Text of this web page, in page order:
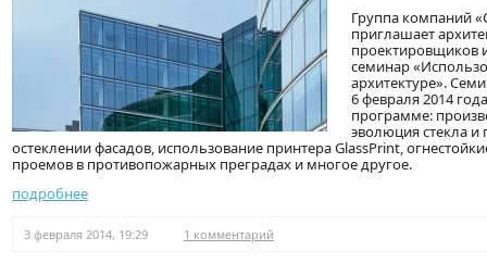
Группа компаний
приглашает
проектировщиков
семинар
архитектуре».
6 февраля 2014
программе:
эволюция стекла
остеклении фасадов, использование принтера GlassPrint,
проемов в противопожарных преградах и многое другое.
подробнее
3 февраля 2014, 19:29 1 комментарий